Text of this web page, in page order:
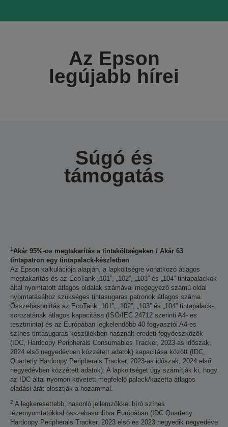
Az Epson
legújabb hírei
Súgó és
támogatás
1Akár 95%-os megtakarítás a tintaköltségeken / Akár 63
tintapatron egy tintapalack-készletben
Az Epson kalkulációja alapján, a lapköltségre vonatkozó átlagos
megtakarítás és az EcoTank „101”, „102”, „103” és „104” tintapalackok
által nyomtatott átlagos oldalak számával megegyező számú oldal
nyomtatásához szükséges tintasugaras patronok átlagos száma.
Összehasonlítás az EcoTank „101”, „102”, „103” és „104” tintapalack-
sorozatának átlagos kapacitása (ISO/IEC 24712 szerinti A4- es
tesztminta) és az Európában legkelendőbb 40 fogyasztói A4-es
színes tintasugaras készülékben használt eredeti fogyóeszközök
(IDC, Hardcopy Peripherals Consumables Tracker, 2023-as időszak,
2024 első negyedévben közzétett adatok) kapacitása között (IDC,
Quarterly Hardcopy Peripherals Tracker, 2023-as időszak, 2024 első
negyedévben közzétett adatok). A lapköltséget úgy számítják ki, hogy
az IDC által nyomon követett megfelelő palack/kazetta átlagos
eladási árát elosztják a hozammal.
2 A legkeresettebb, hasonló jellemzőkkel bíró színes
lézernyomtatókkal összehasonlítva Európában (IDC Quarterly
Hardcopy Peripherals Tracker, 2023 első és 2023 negyedik negyedéve